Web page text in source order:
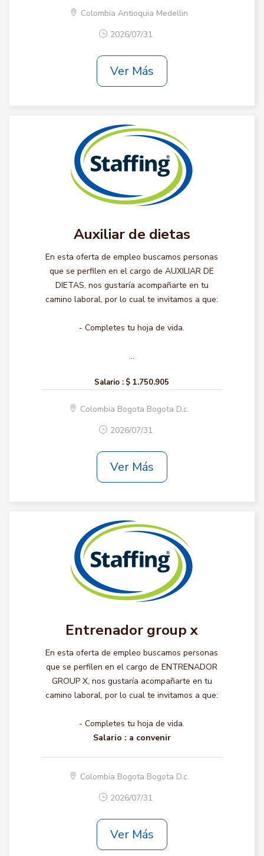
Colombia Antioquia Medellin
2026/07/31
Ver Más
Auxiliar de dietas
En esta oferta de empleo buscamos personas
que se perfilen en el cargo de AUXILIAR DE
DIETAS, nos gustaría acompañarte en tu
camino laboral, por lo cual te invitamos a que:
- Completes tu hoja de vida.
...
Salario : $ 1.750.905
Colombia Bogota Bogota D.c.
2026/07/31
Ver Más
Entrenador group x
En esta oferta de empleo buscamos personas
que se perfilen en el cargo de ENTRENADOR
GROUP X, nos gustaría acompañarte en tu
camino laboral, por lo cual te invitamos a que:
- Completes tu hoja de vida.
Salario : a convenir
Colombia Bogota Bogota D.c.
2026/07/31
Ver Más